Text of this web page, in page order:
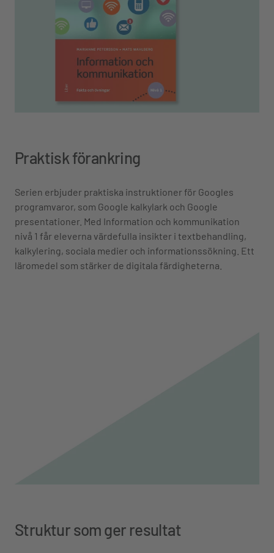
Praktiskförankring
Serien erbjuder praktiska instruktioner för Googles
programvaror, som Google kalkylark och Google
presentationer. Med Information och kommunikation
nivå 1 får eleverna värdefulla insikter i textbehandling,
kalkylering, sociala medier och informationssökning. Ett
läromedel som stärker de digitala färdigheterna.
Struktur som ger resultat